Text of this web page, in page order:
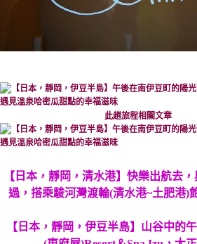
此趟旅程相關文章
【日本，靜岡，清水港】快樂出航去
過，搭乘駿河灣渡輪(清水港~土肥港)
【日本，靜岡，伊豆半島】山谷中的